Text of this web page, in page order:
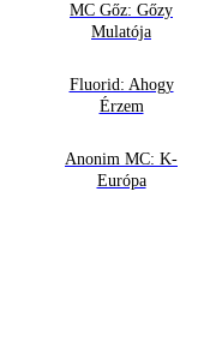
MC Gőz: Gőzy
Mulatója
Fluorid: Ahogy
Érzem
Anonim MC: K-
Európa